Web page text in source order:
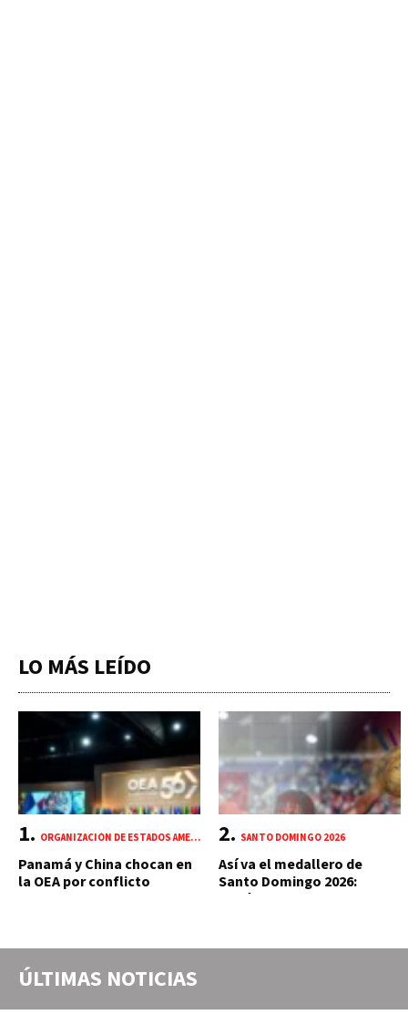
LO MÁS LEÍDO
ORGANIZACIÓN DE ESTADOS AMERICANOS (OEA)
Panamá y China chocan en
la OEA por conflicto
SANTO DOMINGO 2026
Así va el medallero de
Santo Domingo 2026:
República Dominicana
ÚLTIMAS NOTICIAS